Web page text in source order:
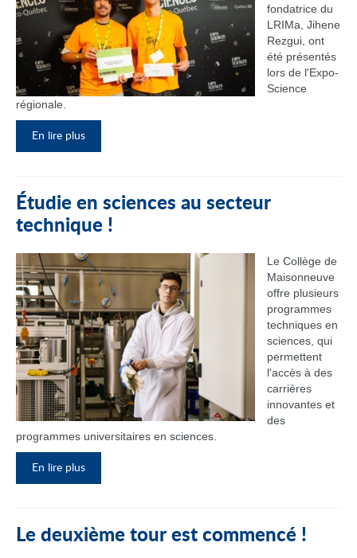
fondatrice du
LRIMa, Jihene
Rezgui, ont
été présentés
lors de l'Expo-
Science
régionale.
En lire plus
Étudie en sciences au secteur
technique !
Le Collège de
Maisonneuve
offre plusieurs
programmes
techniques en
sciences, qui
permettent
l'accès à des
carrières
innovantes et
des
programmes universitaires en sciences.
En lire plus
Le deuxième tour est commencé !